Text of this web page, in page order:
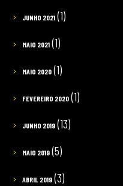
JUNHO 2021(1)
MAIO 2021(1)
MAIO 2020(1)
FEVEREIRO 2020(1)
JUNHO 2019(13)
MAIO 2019(5)
ABRIL 2019(3)